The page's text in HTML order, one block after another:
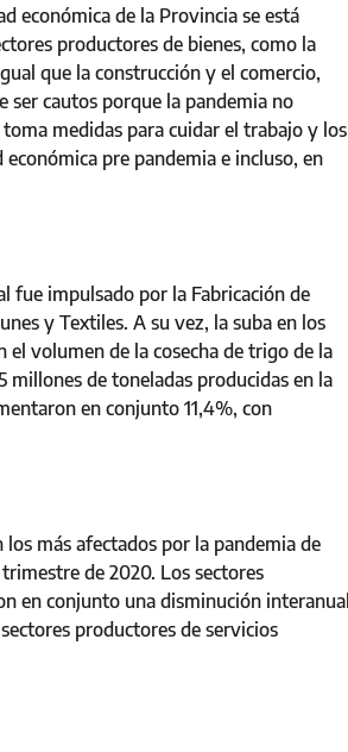
económica de la Provincia se está
productores de bienes, como la
que la construcción y el comercio,
ser cautos porque la pandemia no
medidas para cuidar el trabajo y los
pre pandemia e incluso, en
fue impulsado por la Fabricación de
y Textiles. A su vez, la suba en los
volumen de la cosecha de trigo de la
millones de toneladas producidas en la
en conjunto 11,4%, con
más afectados por la pandemia de
de 2020. Los sectores
en conjunto una disminución interanual
productores de servicios